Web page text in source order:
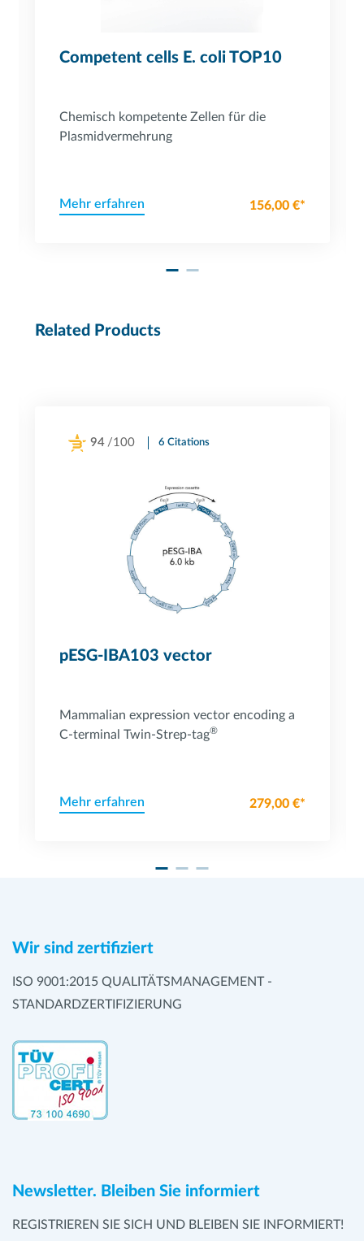
Competent cells E. coli TOP10
Chemisch kompetente Zellen für die
Plasmidvermehrung
Mehr erfahren 156,00 €*
Related Products
94 /100 6 Citations
pESG-IBA103 vector
Mammalian expression vector encoding a
C-terminal Twin-Strep-tag®
Mehr erfahren 279,00 €*
Wir sind zertifiziert
ISO 9001:2015 QUALITÄTSMANAGEMENT -
STANDARDZERTIFIZIERUNG
Newsletter. Bleiben Sie informiert
REGISTRIEREN SIE SICH UND BLEIBEN SIE INFORMIERT!